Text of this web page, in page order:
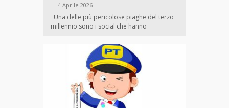
— 4 Aprile 2026
Una delle più pericolose piaghe del terzo
millennio sono i social che hanno